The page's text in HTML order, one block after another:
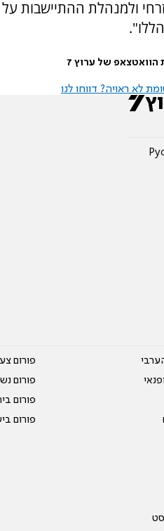
ולמנהלת ההתיישבות על
של ערוץ 7
לא ראויה? דווחו לנו
פורום
פורום
פורום
פורום